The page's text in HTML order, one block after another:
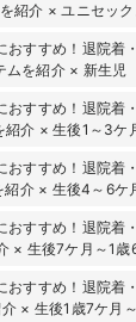
紹介 ×ユニセッ
おすすめ！退院着
ムを紹介 × 新生児
おすすめ！退院着
紹介 ×生後1～3ケ
おすすめ！退院着
紹介 × 生後4～6ケ
おすすめ！退院着
× 生後7ケ月～1歳
おすすめ！退院着
× 生後1歳7ケ月